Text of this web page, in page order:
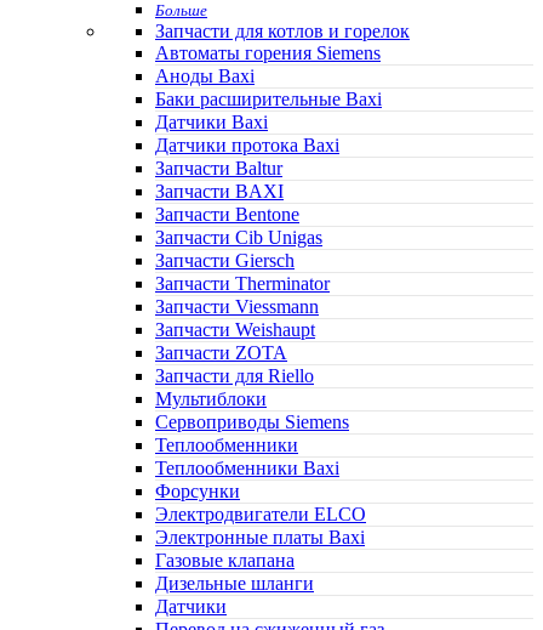
Больше
Запчасти для котлов и горелок
Автоматы горения Siemens
Аноды Baxi
Баки расширительные Baxi
Датчики Baxi
Датчики протока Baxi
Запчасти Baltur
Запчасти BAXI
Запчасти Bentone
Запчасти Cib Unigas
Запчасти Giersch
Запчасти Therminator
Запчасти Viessmann
Запчасти Weishaupt
Запчасти ZOTA
Запчасти для Riello
Мультиблоки
Сервоприводы Siemens
Теплообменники
Теплообменники Baxi
Форсунки
Электродвигатели ELCO
Электронные платы Baxi
Газовые клапана
Дизельные шланги
Датчики